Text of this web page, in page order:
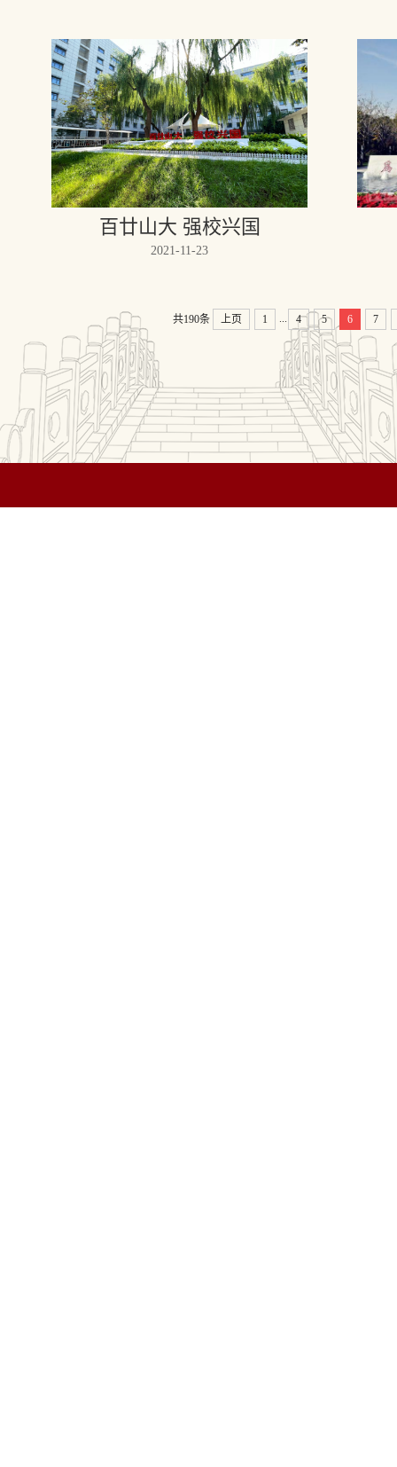
百廿山大 强校兴国
2021-11-23
共190条 上页 1 4 5 6 7